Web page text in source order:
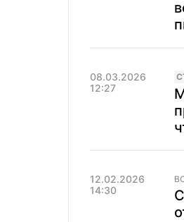
08.03.2026
12:27
12.02.2026
14:30